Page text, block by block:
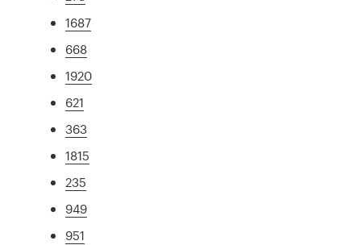
1687
668
1920
621
363
1815
235
949
951